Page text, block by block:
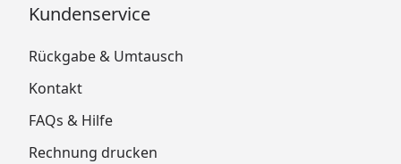
Kundenservice
Rückgabe & Umtausch
Kontakt
FAQs & Hilfe
Rechnung drucken